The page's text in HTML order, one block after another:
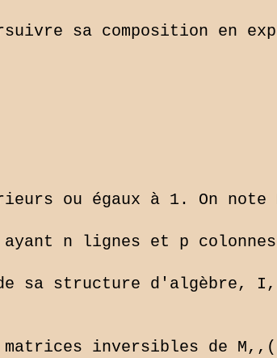
sa composition en
ou égaux à 1. On
n lignes et p
sa structure d'algèbre,
matrices inversibles de